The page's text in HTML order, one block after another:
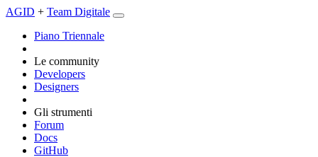
AGID + Team Digitale
Piano Triennale
Le community
Developers
Designers
Gli strumenti
Forum
Docs
GitHub